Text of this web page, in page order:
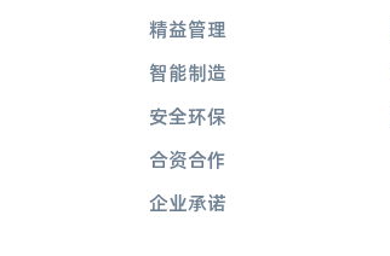
精益管理
智能制造
安全环保
合资合作
企业承诺